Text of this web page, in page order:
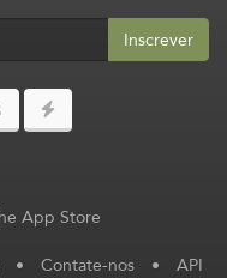
Inscrever
• Contate-nos • API